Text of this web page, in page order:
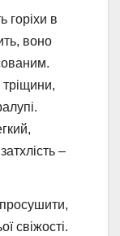
горіхи в
воно
–
свіжості.